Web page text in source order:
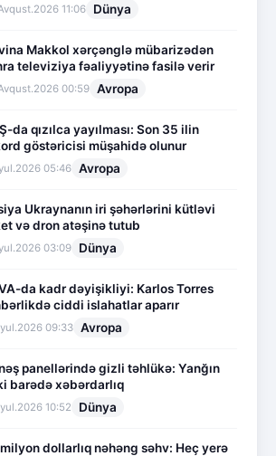
11:06 Dünya
Makkol xərçənglə mübarizədən
televiziya fəaliyyətinə fasilə verir
00:59 Avropa
da qızılca yayılması: Son 35 ilin
göstəricisi müşahidə olunur
05:46 Avropa
Ukraynanın iri şəhərlərini kütləvi
və dron atəşinə tutub
03:09 Dünya
da kadr dəyişikliyi: Karlos Torres
ciddi islahatlar aparır
09:33 Avropa
panellərində gizli təhlükə: Yanğın
barədə xəbərdarlıq
10:52 Dünya
dollarlıq nəhəng səhv: Heç yerə